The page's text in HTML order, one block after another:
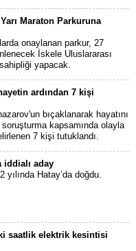
Maraton Parkuruna
onaylanan parkur, 27
İskele Uluslararası
yapacak.
ardından 7 kişi
bıçaklanarak hayatını
kapsamında olayla
7 kişi tutuklandı.
iddialı aday
yılında Hatay’da doğdu.
saatlik elektrik kesintisi